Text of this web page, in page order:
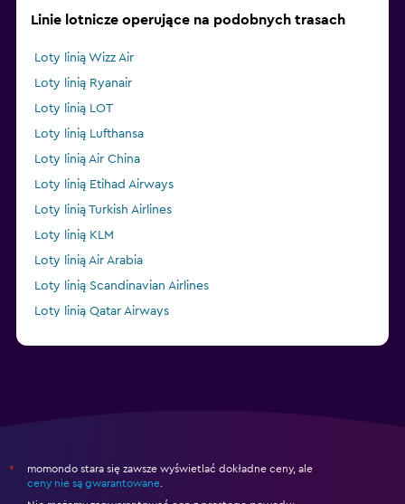
Linie lotnicze operujące na podobnych trasach
Loty linią Wizz Air
Loty linią Ryanair
Loty linią LOT
Loty linią Lufthansa
Loty linią Air China
Loty linią Etihad Airways
Loty linią Turkish Airlines
Loty linią KLM
Loty linią Air Arabia
Loty linią Scandinavian Airlines
Loty linią Qatar Airways
*
momondo stara się zawsze wyświetlać dokładne ceny, ale
ceny nie są gwarantowane